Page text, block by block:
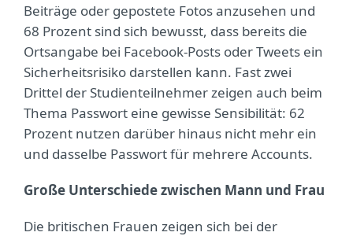
Beiträge oder gepostete Fotos anzusehen und
68 Prozent sind sich bewusst, dass bereits die
Ortsangabe bei Facebook-Posts oder Tweets ein
Sicherheitsrisiko darstellen kann. Fast zwei
Drittel der Studienteilnehmer zeigen auch beim
Thema Passwort eine gewisse Sensibilität: 62
Prozent nutzen darüber hinaus nicht mehr ein
und dasselbe Passwort für mehrere Accounts.
Große Unterschiede zwischen Mann und Frau
Die britischen Frauen zeigen sich bei der